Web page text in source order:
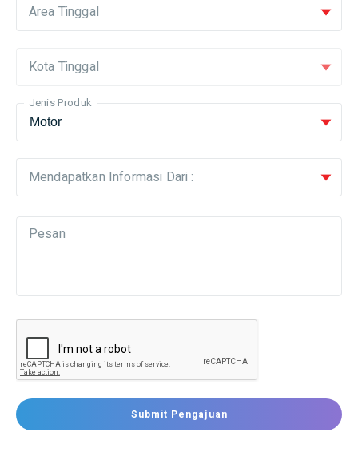
Area Tinggal
Kota Tinggal
Jenis Produk
Mendapatkan Informasi Dari :
Pesan
Submit Pengajuan